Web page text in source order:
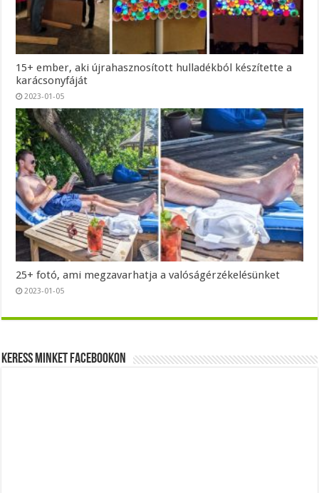
15+ ember, aki újrahasznosított hulladékból készítette a
karácsonyfáját
2023-01-05
25+ fotó, ami megzavarhatja a valóságérzékelésünket
2023-01-05
Keress minket Facebookon